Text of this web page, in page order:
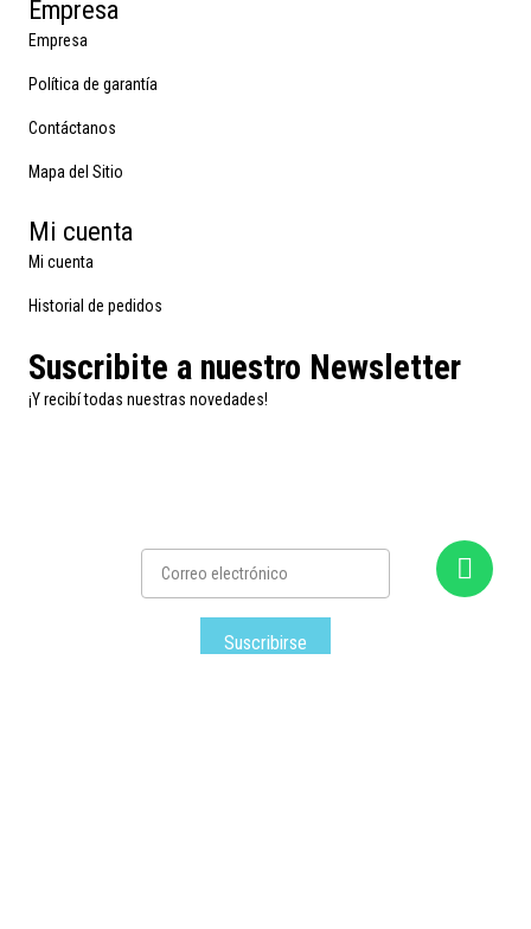
Empresa
Empresa
Política de garantía
Contáctanos
Mapa del Sitio
Mi cuenta
Mi cuenta
Historial de pedidos
Suscribite a nuestro Newsletter
¡Y recibí todas nuestras novedades!
Suscribirse